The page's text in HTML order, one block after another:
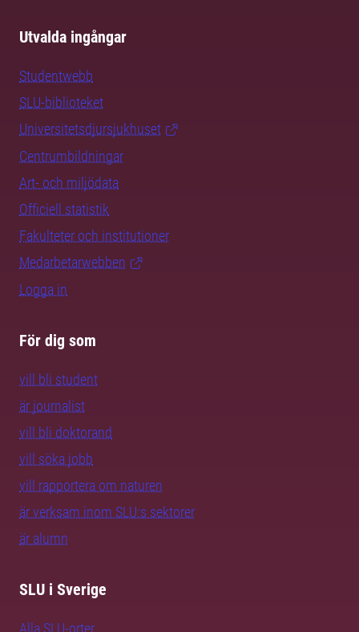
Utvalda ingångar
Studentwebb
SLU-biblioteket
Universitetsdjursjukhuset
Centrumbildningar
Art- och miljödata
Officiell statistik
Fakulteter och institutioner
Medarbetarwebben
Logga in
För dig som
vill bli student
är journalist
vill bli doktorand
vill söka jobb
vill rapportera om naturen
är verksam inom SLU:s sektorer
är alumn
SLU i Sverige
Alla SLU-orter